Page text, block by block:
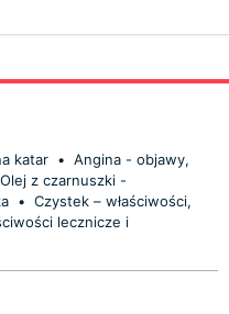
katar • Angina - objawy,
Olej z czarnuszki -
• Czystek – właściwości,
lecznicze i